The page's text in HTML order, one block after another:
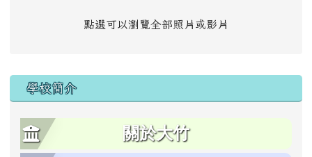
點選可以瀏覽全部照片或影片
學校簡介
關於大竹